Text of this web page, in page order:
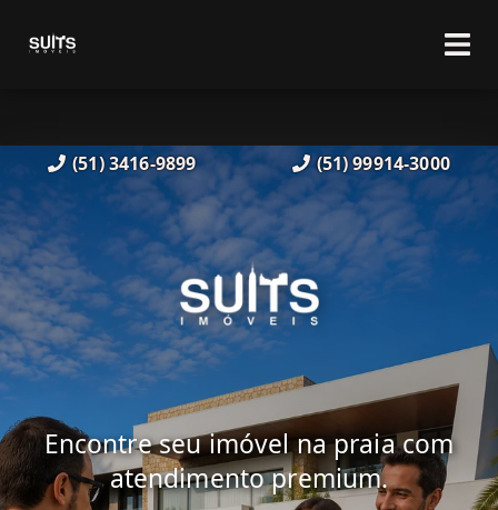
(51) 3416-9899 (51) 99914-3000
Encontre seu imóvel na praia com
atendimento premium.